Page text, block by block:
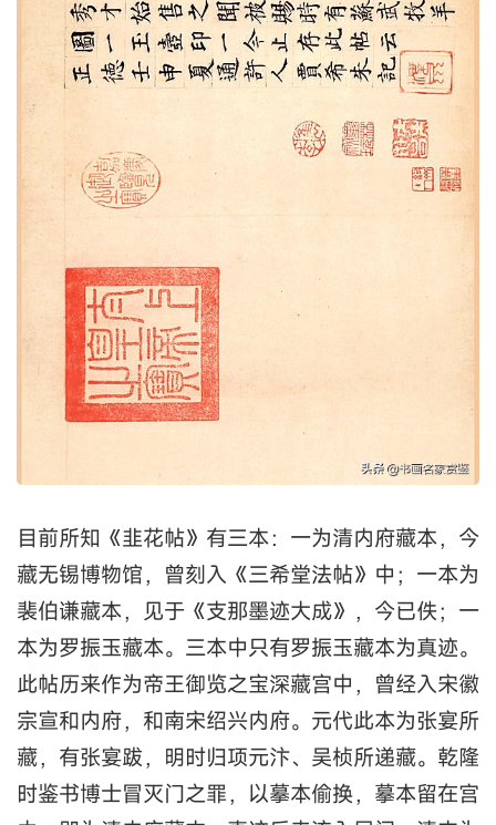
目前所知《韭花帖》有三本：一为清内府藏本，今
藏无锡博物馆，曾刻入《三希堂法帖》中；一本为
裴伯谦藏本，见于《支那墨迹大成》，今已佚；一
本为罗振玉藏本。三本中只有罗振玉藏本为真迹。
此帖历来作为帝王御览之宝深藏宫中，曾经入宋徽
宗宣和内府，和南宋绍兴内府。元代此本为张宴所
藏，有张宴跋，明时归项元汴、吴桢所递藏。乾隆
时鉴书博士冒灭门之罪，以摹本偷换，摹本留在宫